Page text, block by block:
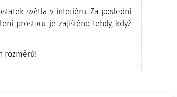
světla v interiéru. Za poslední
prostoru je zajištěno tehdy, když
rozměrů!